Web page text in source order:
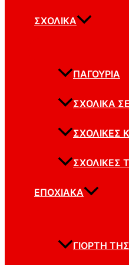
ΣΧΟΛΙΚΆ
ΠΑΓΟΎΡΙΑ
ΣΧΟΛΙΚΆ
ΣΧΟΛΙΚΈΣ
ΣΧΟΛΙΚΈΣ
ΕΠΟΧΙΑΚΆ
ΓΙΟΡΤΉ